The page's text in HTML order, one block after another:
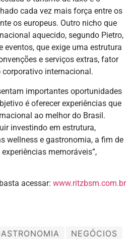
cada vez mais força entre os
os europeus. Outro nicho que
aquecido, segundo Pietro,
eventos, que exige uma estrutura
e serviços extras, fator
internacional.
importantes oportunidades
é oferecer experiências que
ao melhor do Brasil.
investindo em estrutura,
wellness e gastronomia, a fim de
memoráveis”,
acessar: www.ritzbsm.com.br
NEGÓCIOS